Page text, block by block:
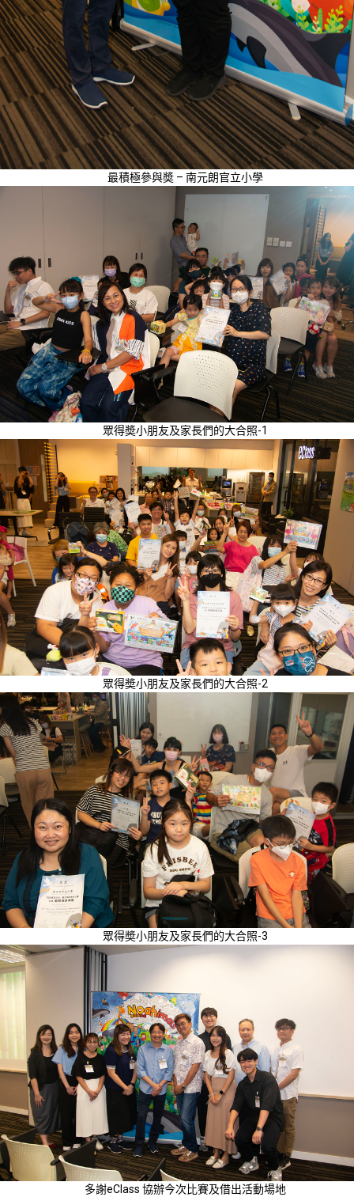
最積極參與奬 – 南元朗官立小學
眾得奬小朋友及家長們的大合照-1
眾得奬小朋友及家長們的大合照-2
眾得奬小朋友及家長們的大合照-3
多謝eClass 協辦今次比賽及借出活動場地